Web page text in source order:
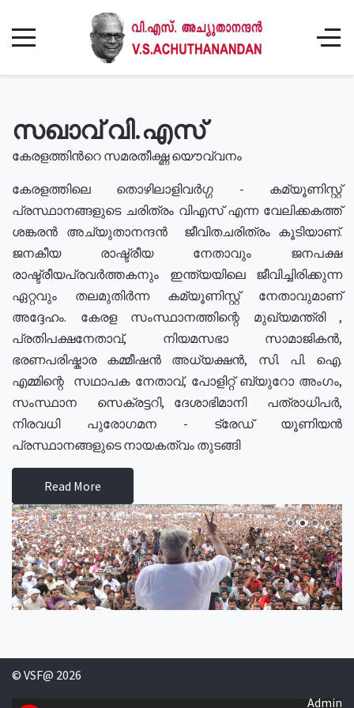
സഖാവ് വി.എസ്
കേരളത്തിൻറെ സമരതീക്ഷ്ണ യൌവ്വനം
കേരളത്തിലെ തൊഴിലാളിവർഗ്ഗ - കമ്യൂണിസ്റ്റ്
പ്രസ്ഥാനങ്ങളുടെ ചരിത്രം വിഎസ് എന്ന വേലിക്കകത്ത്
ശങ്കരൻ അച്യുതാനന്ദൻ ജീവിതചരിത്രം കൂടിയാണ്.
ജനകീയ രാഷ്ട്രീയ നേതാവും ജനപക്ഷ
രാഷ്ട്രീയപ്രവർത്തകനും ഇന്ത്യയിലെ ജീവിച്ചിരിക്കുന്ന
ഏറ്റവും തലമുതിർന്ന കമ്യൂണിസ്റ്റ് നേതാവുമാണ്
അദ്ദേഹം. കേരള സംസ്ഥാനത്തിന്റെ മുഖ്യമന്ത്രി ,
പ്രതിപക്ഷനേതാവ്, നിയമസഭാ സാമാജികൻ,
ഭരണപരിഷ്കാര കമ്മീഷൻ അധ്യക്ഷൻ, സി. പി. ഐ.
എമ്മിന്റെ സഥാപക നേതാവ്, പോളിറ്റ് ബ്യുറോ അംഗം,
സംസ്ഥാന സെക്രട്ടറി, ദേശാഭിമാനി പത്രാധിപർ,
നിരവധി പുരോഗമന - ട്രേഡ് യൂണിയൻ
പ്രസ്ഥാനങ്ങളുടെ നായകത്വം തുടങ്ങി
Read More
© VSF@ 2026
Admin